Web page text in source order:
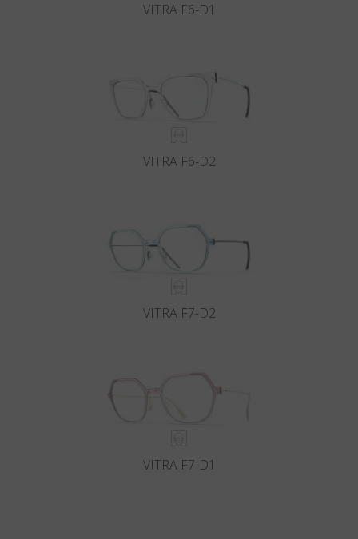
VITRA F6-D1
VITRA F6-D2
VITRA F7-D2
VITRA F7-D1